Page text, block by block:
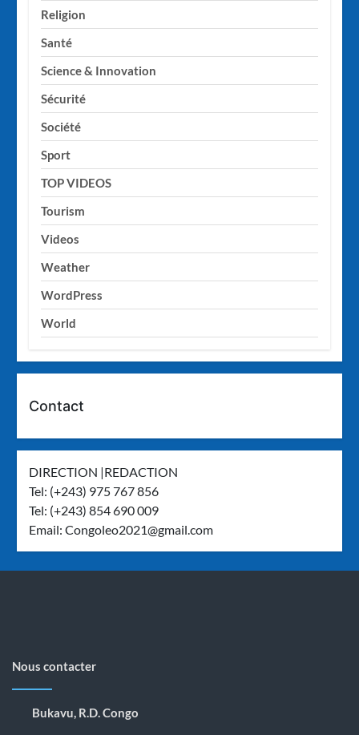
Religion
Santé
Science & Innovation
Sécurité
Société
Sport
TOP VIDEOS
Tourism
Videos
Weather
WordPress
World
Contact
DIRECTION |REDACTION
Tel: (+243) 975 767 856
Tel: (+243) 854 690 009
Email:Congoleo2021@gmail.com
Nous contacter
Bukavu, R.D. Congo